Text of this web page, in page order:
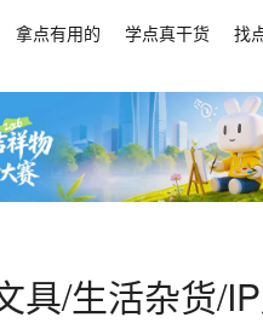
拿点有用的 学点真干货 找
具/生活杂货/
料设计